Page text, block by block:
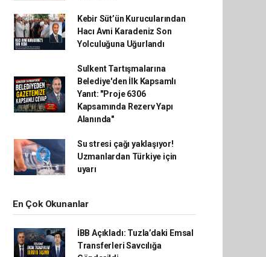
Kebir Süt’ün Kurucularından
Hacı Avni Karadeniz Son
Yolculuğuna Uğurlandı
Sulkent Tartışmalarına
Belediye'den İlk Kapsamlı
Yanıt: "Proje 6306
Kapsamında Rezerv Yapı
Alanında"
Su stresi çağı yaklaşıyor!
Uzmanlardan Türkiye için
uyarı
En Çok Okunanlar
İBB Açıkladı: Tuzla’daki Emsal
Transferleri Savcılığa